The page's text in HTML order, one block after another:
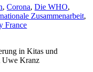
,Corona,Die WHO,
Zusammenarbeit,
France
in Kitas und
Uwe Kranz